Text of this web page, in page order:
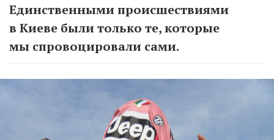
Единственными происшествиями
в Киеве были только те, которые
мы спровоцировали сами.